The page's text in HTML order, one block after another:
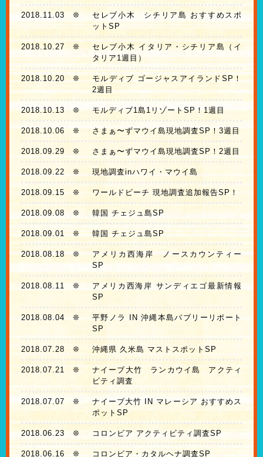
2018.11.03 ❊
セレブ小木 シチリア島 おすすめスポ
ットSP
2018.10.27 ❊
セレブ小木 イタリア・シチリア島（イ
タリア1週目）
2018.10.20❊
モルディブ ゴージャスアイランドSP！
2週目
2018.10.13❊ モルディブ1島1リゾートSP！1週目
2018.10.06 ❊ さまぁ〜ずマウイ島現地調査SP！3週目
2018.09.29 ❊ さまぁ〜ずマウイ島現地調査SP！2週目
2018.09.22 ❊ 現地調査inハワイ・マウイ島
2018.09.15 ❊ ワールドビーチ 現地調査追加報告SP！
2018.09.08 ❊ 韓国 チェジュ島SP
2018.09.01 ❊ 韓国 チェジュ島SP
2018.08.18❊
アメリカ西海岸 ノースカウンティー
SP
2018.08.11 ❊
アメリカ西海岸 サンディエゴ最新情報
SP
2018.08.04❊
平野ノラ IN 沖縄本島バブリーリポート
SP
2018.07.28 ❊ 沖縄県 久米島 マストスポットSP
2018.07.21 ❊
ナイーブ大竹 ランカウイ島 アクティ
ビティ調査
2018.07.07 ❊
ナイーブ大竹 IN マレーシア おすすめス
ポットSP
2018.06.23 ❊ コロンビア アクティビティ調査SP
2018.06.16❊ コロンビア・カタルヘナ調査SP